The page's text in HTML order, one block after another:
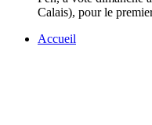
Calais), pour le
Accueil